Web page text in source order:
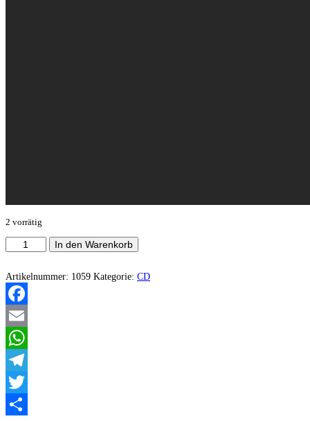
2 vorrätig
Heralder
-
Kingdom
Menge
In den Warenkorb
Artikelnummer: 1059 Kategorie: CD
Facebook
Email
WhatsApp
Telegram
Twitter